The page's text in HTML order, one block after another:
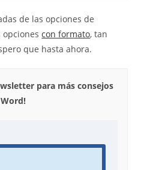
entrada:
de las opciones de
opcionescon formato, tan
que hasta ahora.
para más consejos